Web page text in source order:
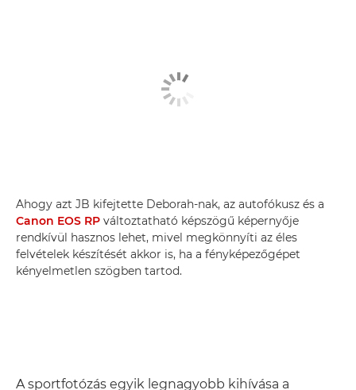
Ahogy azt JB kifejtette Deborah-nak, az autofókusz és a
Canon EOS RP változtatható képszögű képernyője
rendkívül hasznos lehet, mivel megkönnyíti az éles
felvételek készítését akkor is, ha a fényképezőgépet
kényelmetlen szögben tartod.
A sportfotózás egyik legnagyobb kihívása a